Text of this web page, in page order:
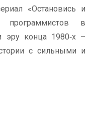
«Остановись и
в
эру конца 1980‑х –
с сильными и